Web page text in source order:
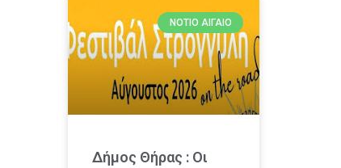
ΝΌΤΙΟ ΑΙΓΑΊΟ
Δήμος Θήρας : Οι